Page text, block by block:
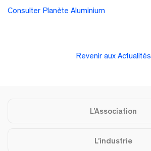
Consulter Planète Aluminium
Revenir aux Actualités
L’Association
L’industrie